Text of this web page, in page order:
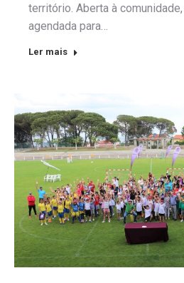
território. Aberta à
agendada para…
Ler mais